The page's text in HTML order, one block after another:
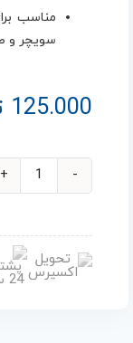
مناسب
سویچر و
125.000